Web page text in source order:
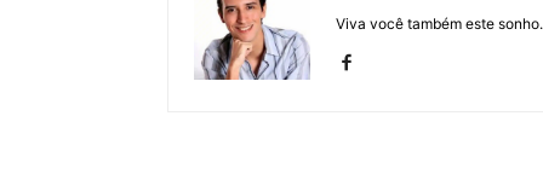
Viva você também este